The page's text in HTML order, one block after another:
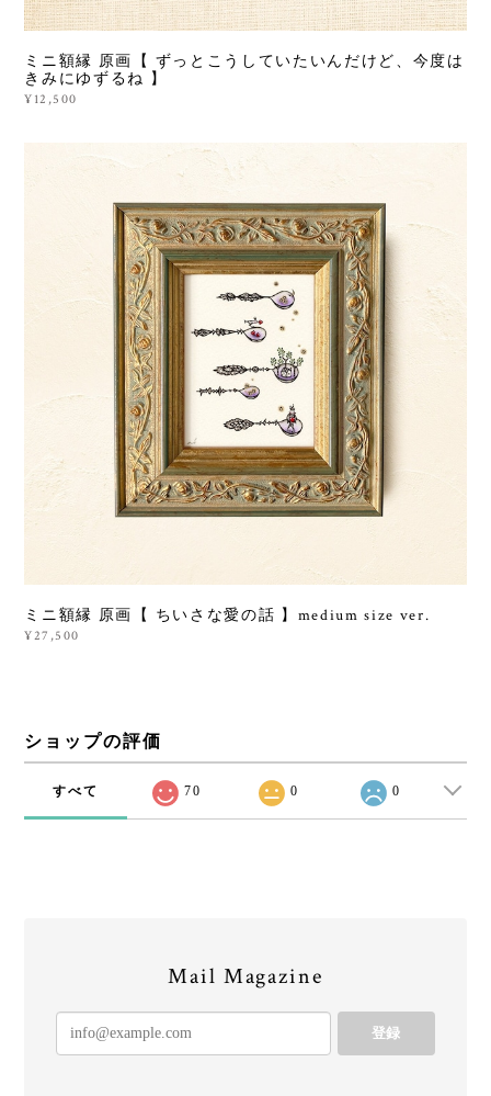
ミニ額縁 原画【 ずっとこうしていたいんだけど、今度は
きみにゆずるね 】
¥12,500
ミニ額縁 原画【 ちいさな愛の話 】medium size ver.
¥27,500
ショップの評価
すべて 70 0 0
Mail Magazine
登録